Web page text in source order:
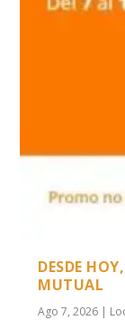
DESDE
MUTUAL
Ago 7, 2026 |